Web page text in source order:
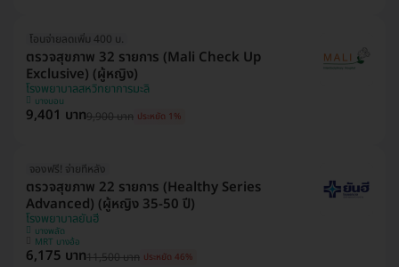
โอนจ่ายลดเพิ่ม 400 บ.
ตรวจสุขภาพ 32 รายการ (Mali Check Up
Exclusive) (ผู้หญิง)
โรงพยาบาลสหวิทยาการมะลิ
บางบอน
9,401 บาท9,900 บาท ประหยัด 1%
จองฟรี! จ่ายทีหลัง
ตรวจสุขภาพ 22 รายการ (Healthy Series
Advanced) (ผู้หญิง 35-50 ปี)
โรงพยาบาลยันฮี
บางพลัด
MRT บางอ้อ
6,175 บาท11,500 บาท ประหยัด 46%